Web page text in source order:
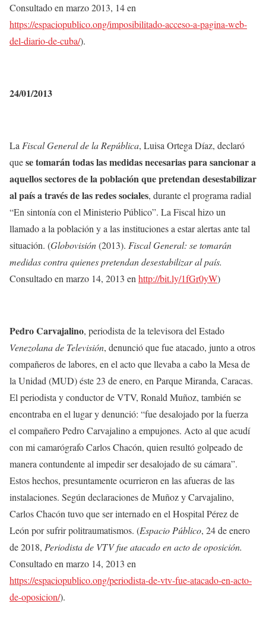
Consultado en marzo 2013, 14 en
https://espaciopublico.ong/imposibilitado-acceso-a-pagina-web-
del-diario-de-cuba/).
24/01/2013
La Fiscal General de la República, Luisa Ortega Díaz, declaró
quese tomarán todas las medidas necesarias para sancionar a
aquellos sectores de la población que pretendan desestabilizar
al país a través de las redes sociales, durante el programa radial
“En sintonía con el Ministerio Público”. La Fiscal hizo un
llamado a la población y a las instituciones a estar alertas ante tal
situación. (Globovisión(2013). Fiscal General: se tomarán
medidas contra quienes pretendan desestabilizar al país.
Consultado en marzo 14, 2013 en http://bit.ly/1fGr0yW)
Pedro Carvajalino, periodista de la televisora del Estado
Venezolana de Televisión, denunció que fue atacado, junto a otros
compañeros de labores, en el acto que llevaba a cabo la Mesa de
la Unidad (MUD) éste 23 de enero, en Parque Miranda, Caracas.
El periodista y conductor de VTV, Ronald Muñoz, también se
encontraba en el lugar y denunció: “fue desalojado por la fuerza
el compañero Pedro Carvajalino a empujones. Acto al que acudí
con mi camarógrafo Carlos Chacón, quien resultó golpeado de
manera contundente al impedir ser desalojado de su cámara”.
Estos hechos, presuntamente ocurrieron en las afueras de las
instalaciones. Según declaraciones de Muñoz y Carvajalino,
Carlos Chacón tuvo que ser internado en el Hospital Pérez de
León por sufrir politraumatismos. (Espacio Público, 24 de enero
de 2018, Periodista de VTV fue atacado en acto de oposición.
Consultado en marzo 14, 2013 en
https://espaciopublico.ong/periodista-de-vtv-fue-atacado-en-acto-
de-oposicion/).